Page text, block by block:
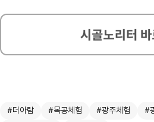
#더아람 #목공체험 #광주체험
#